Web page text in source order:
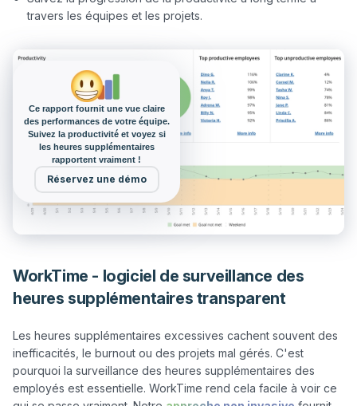
travers les équipes et les projets.
Ce rapport fournit une vue claire
des performances de votre équipe.
Suivez la productivité et voyez si
les heures supplémentaires
rapportent vraiment !
Réservez une démo
WorkTime - logiciel de surveillance des
heures supplémentaires transparent
Les heures supplémentaires excessives cachent souvent des
inefficacités, le burnout ou des projets mal gérés. C'est
pourquoi la surveillance des heures supplémentaires des
employés est essentielle. WorkTime rend cela facile à voir ce